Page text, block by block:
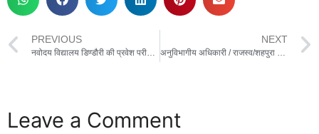
PREVIOUS
नवोदय विद्यालय डिण्डौरी की प्रवेश परीक्षा 18 जनवरी को
NEXT
अनुविभागीय अधिकारी / राजस्व/शहपुरा के द्वारा भूमि का कब्जा नही छोड़ने पर अतिक्रमणकारी को सिविल जेल भेजा
Leave a Comment